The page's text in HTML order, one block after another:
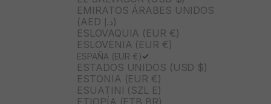
EMIRATOS ÁRABES UNIDOS
(AED د.إ)
ESLOVAQUIA (EUR €)
ESLOVENIA (EUR €)
ESPAÑA (EUR €)
ESTADOS UNIDOS (USD $)
ESTONIA (EUR €)
ESUATINI (SZL E)
ETIOPÍA (ETB BR)